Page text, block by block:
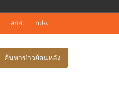
สทศ. ทปอ.
ค้นหาข่าวย้อนหลัง